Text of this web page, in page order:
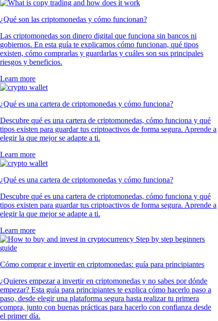
¿Qué son las criptomonedas y cómo funcionan?
Las criptomonedas son dinero digital que funciona sin bancos ni
gobiernos. En esta guía te explicamos cómo funcionan, qué tipos
existen, cómo comprarlas y guardarlas y cuáles son sus principales
riesgos y beneficios.
Learn more
¿Qué es una cartera de criptomonedas y cómo funciona?
Descubre qué es una cartera de criptomonedas, cómo funciona y qué
tipos existen para guardar tus criptoactivos de forma segura. Aprende a
elegir la que mejor se adapte a ti.
Learn more
¿Qué es una cartera de criptomonedas y cómo funciona?
Descubre qué es una cartera de criptomonedas, cómo funciona y qué
tipos existen para guardar tus criptoactivos de forma segura. Aprende a
elegir la que mejor se adapte a ti.
Learn more
Cómo comprar e invertir en criptomonedas: guía para principiantes
¿Quieres empezar a invertir en criptomonedas y no sabes por dónde
empezar? Esta guía para principiantes te explica cómo hacerlo paso a
paso, desde elegir una plataforma segura hasta realizar tu primera
compra, junto con buenas prácticas para hacerlo con confianza desde
el primer día.